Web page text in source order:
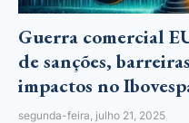
Guerra comercial
de sanções,
impactos no
segunda-feira, julho 21, 2025